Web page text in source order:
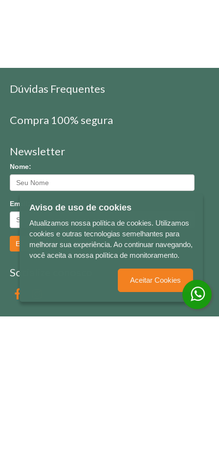
Dúvidas Frequentes
Compra 100% segura
Newsletter
Nome:
Email:
Enviar
Socialize conosco
Aviso de uso de cookies
Atualizamos nossa política de cookies. Utilizamos
cookies e outras tecnologias semelhantes para
melhorar sua experiência. Ao continuar navegando,
você aceita a nossa política de monitoramento.
Aceitar Cookies